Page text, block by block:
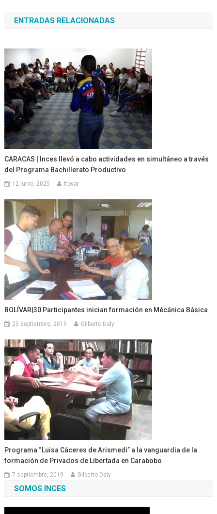
de
entradas
ENTRADAS RELACIONADAS
CARACAS | Inces llevó a cabo actividades en simultáneo a través
del Programa Bachillerato Productivo
12 junio, 2025 ltovar
BOLÍVAR|30 Participantes inician formación en Mécánica Básica
25 septiembre, 2019 Gilberto Daly
Programa “Luisa Cáceres de Arismedi” a la vanguardia de la
formación de Privados de Libertada en Carabobo
7 septiembre, 2019 Gilberto Daly
SOMOS INCES